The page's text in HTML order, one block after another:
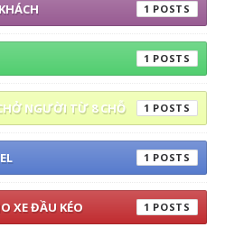
1
1
NGƯỜI TỪ 8 CHỖ 1
1
XE ĐẦU KÉO 1